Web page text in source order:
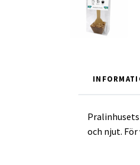
och njut.